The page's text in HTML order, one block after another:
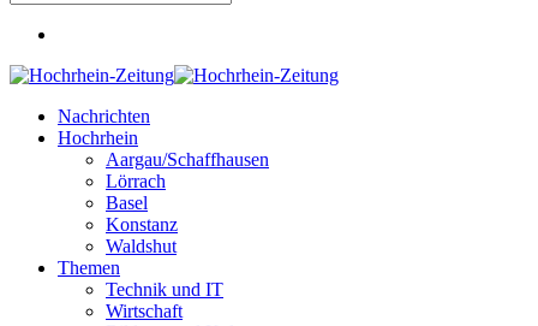
Nachrichten
Hochrhein
Aargau/Schaffhausen
Lörrach
Basel
Konstanz
Waldshut
Themen
Technik und IT
Wirtschaft